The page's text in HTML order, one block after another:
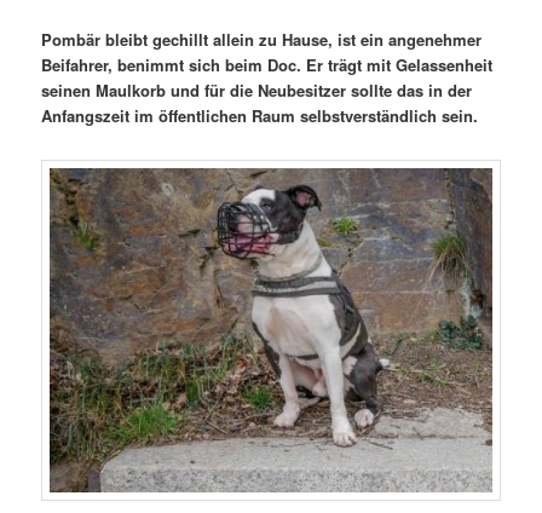
Pombär bleibt gechillt allein zu Hause, ist ein angenehmer
Beifahrer, benimmt sich beim Doc. Er trägt mit Gelassenheit
seinen Maulkorb und für die Neubesitzer sollte das in der
Anfangszeit im öffentlichen Raum selbstverständlich sein.